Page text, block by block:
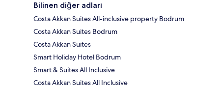
Bilinen diğer adları
Costa Akkan Suites All-inclusive property Bodrum
Costa Akkan Suites Bodrum
Costa Akkan Suites
Smart Holiday Hotel Bodrum
Smart & Suites All Inclusive
Costa Akkan Suites All Inclusive